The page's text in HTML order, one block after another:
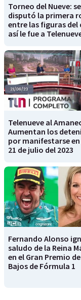
Torneo del Nueve: se
disputó la primera
entre las figuras del
así le fue a
Telenueve al
Aumentan los
por manifestarse
21 de julio del 2023
Fernando Alonso
saludo de la Reina
en el Gran Premio
Bajos de Fórmula 1